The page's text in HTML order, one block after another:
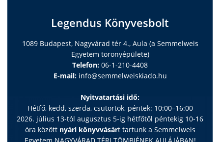
Legendus Könyvesbolt
1089 Budapest, Nagyvárad tér 4., Aula (a Semmelweis
Egyetem toronyépülete)
Telefon: 06-1-210-4408
E-mail: info@semmelweiskiado.hu
Nyitvatartási idő:
Hétfő, kedd, szerda, csütörtök, péntek: 10:00–16:00
2026. július 13-tól augusztus 5-ig hétfőtől péntekig 10-16
óra között nyári könyvvásárt tartunk a Semmelweis